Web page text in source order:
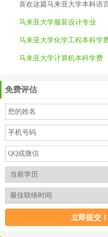
喜欢这篇马来亚大学本科语
马来亚大学服装设计专业
马来亚大学化学工程本科学
马来亚大学计算机本科学费
免费评估